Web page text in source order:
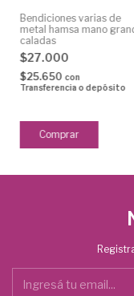
Bendiciones varias de
metal hamsa mano
caladas
$27.000
$25.650 con
Transferencia o depósito